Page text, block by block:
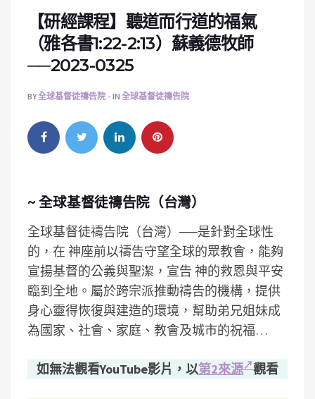
【研經課程】聽道而行道的福氣
（雅各書1:22-2:13）蘇義德牧師
──2023-0325
BY全球基督徒禱告院 IN 全球基督徒禱告院
~ 全球基督徒禱告院（台灣）
全球基督徒禱告院（台灣）──是針對全球性
的，在 神座前以禱告守望全球的眾教會，能夠
宣揚基督的公義與聖潔，宣告 神的救恩與平安
臨到全地。屬於跨宗派推動禱告的機構，提供
身心靈得恢復與建造的環境，­幫助弟兄姐妹成
為國家、社會、家庭、教會及城市的祝福…
如無法觀看YouTube影片，以第2來源 觀看